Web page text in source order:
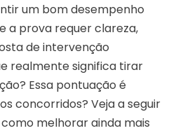
um bom desempenho
a prova requer clareza,
de intervenção
realmente significa tirar
Essa pontuação é
concorridos? Veja a seguir
melhorar ainda mais